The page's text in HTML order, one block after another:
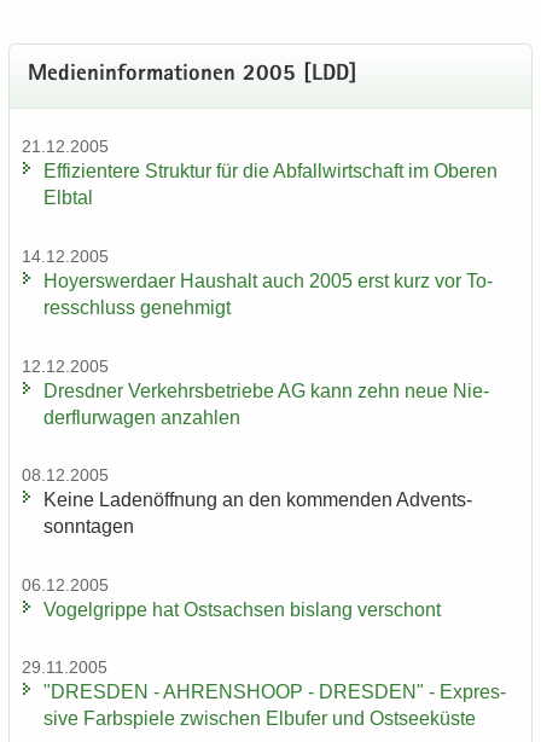
Me­di­en­in­for­ma­tio­nen 2005 [LDD]
21.12.2005
Ef­fi­zi­en­te­re Struk­tur für die Ab­fall­wirt­schaft im Obe­ren
Elb­tal
14.12.2005
Ho­yers­wer­da­er Haus­halt auch 2005 erst kurz vor To­
res­schluss ge­neh­migt
12.12.2005
Dresd­ner Ver­kehrs­be­trie­be AG kann zehn neue Nie­
der­flur­wa­gen an­zah­len
08.12.2005
Keine La­den­öff­nung an den kom­men­den Ad­vents­
sonn­ta­gen
06.12.2005
Vo­gel­grip­pe hat Ost­sach­sen bis­lang ver­schont
29.11.2005
"DRES­DEN - AH­REN­SHO­OP - DRES­DEN" - Ex­pres­
si­ve Farb­spie­le zwi­schen Elb­ufer und Ost­see­küs­te